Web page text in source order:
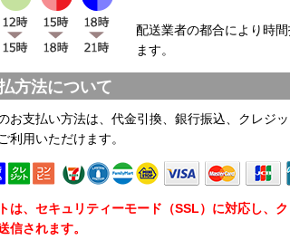
配送業者の都合により時
ます。
方法について
お支払い方法は、代金引換、銀行振込、クレジ
利用いただけます。
は、セキュリティーモード（SSL）に対応し、
信されます。